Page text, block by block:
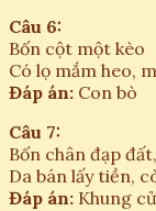
Câu 6:
Bốn cột một kèo
Có lọ mắm heo,
Đáp án: Con bò
Câu 7:
Bốn chân đạp
Da bán lấy tiền,
Đáp án: Khung